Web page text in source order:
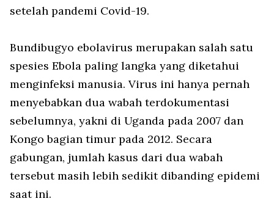
setelah pandemi Covid-19.
Bundibugyo ebolavirus merupakan salah satu
spesies Ebola paling langka yang diketahui
menginfeksi manusia. Virus ini hanya pernah
menyebabkan dua wabah terdokumentasi
sebelumnya, yakni di Uganda pada 2007 dan
Kongo bagian timur pada 2012. Secara
gabungan, jumlah kasus dari dua wabah
tersebut masih lebih sedikit dibanding epidemi
saat ini.